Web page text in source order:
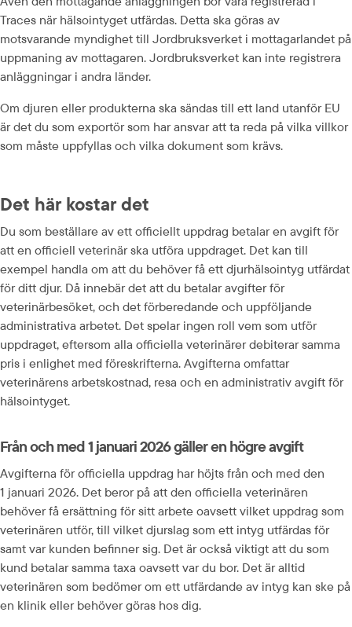
Traces när hälsointyget utfärdas. Detta ska göras av
motsvarande myndighet till Jordbruksverket i mottagarlandet på
uppmaning av mottagaren. Jordbruksverket kan inte registrera
anläggningar i andra länder.
Om djuren eller produkterna ska sändas till ett land utanför EU
är det du som exportör som har ansvar att ta reda på vilka villkor
som måste uppfyllas och vilka dokument som krävs.
Det här kostar det
Du som beställare av ett officiellt uppdrag betalar en avgift för
att en officiell veterinär ska utföra uppdraget. Det kan till
exempel handla om att du behöver få ett djurhälsointyg utfärdat
för ditt djur. Då innebär det att du betalar avgifter för
veterinärbesöket, och det förberedande och uppföljande
administrativa arbetet. Det spelar ingen roll vem som utför
uppdraget, eftersom alla officiella veterinärer debiterar samma
pris i enlighet med föreskrifterna. Avgifterna omfattar
veterinärens arbetskostnad, resa och en administrativ avgift för
hälsointyget.
Från och med 1 januari 2026 gäller en högre avgift
Avgifterna för officiella uppdrag har höjts från och med den
1 januari 2026. Det beror på att den officiella veterinären
behöver få ersättning för sitt arbete oavsett vilket uppdrag som
veterinären utför, till vilket djurslag som ett intyg utfärdas för
samt var kunden befinner sig. Det är också viktigt att du som
kund betalar samma taxa oavsett var du bor. Det är alltid
veterinären som bedömer om ett utfärdande av intyg kan ske på
en klinik eller behöver göras hos dig.